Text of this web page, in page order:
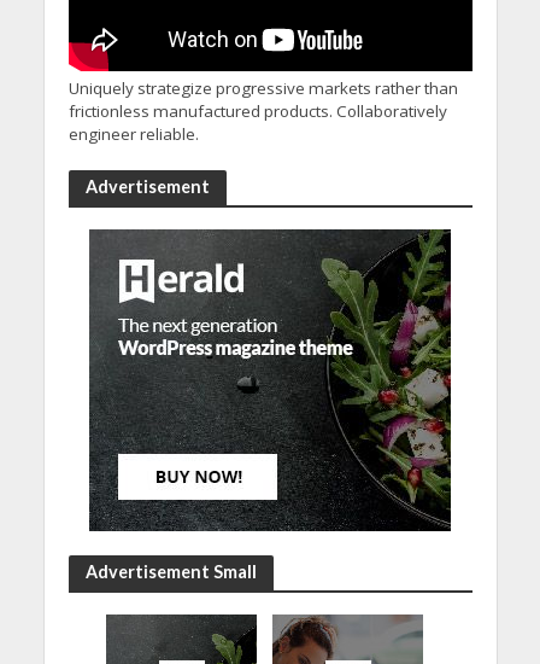
Uniquely strategize progressive markets rather than
frictionless manufactured products. Collaboratively
engineer reliable.
Advertisement
Advertisement Small